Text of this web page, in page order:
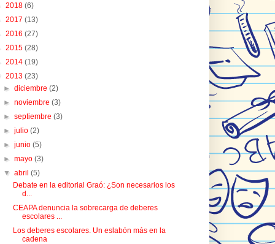
2018 (6)
2017 (13)
2016 (27)
2015 (28)
2014 (19)
2013 (23)
►diciembre(2)
►noviembre(3)
►septiembre(3)
►julio(2)
►junio(5)
►mayo(3)
▼abril(5)
Debate en la editorial Graó: ¿Son necesarios los
d...
CEAPA denuncia la sobrecarga de deberes
escolares ...
Los deberes escolares. Un eslabón más en la
cadena